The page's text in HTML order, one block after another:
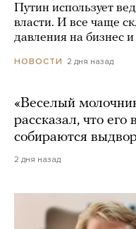
Путин использует
власти. И все чаще
давления на бизнес
НОВОСТИ 2 дня назад
«Веселый
рассказал, что его
собираются
2 дня назад